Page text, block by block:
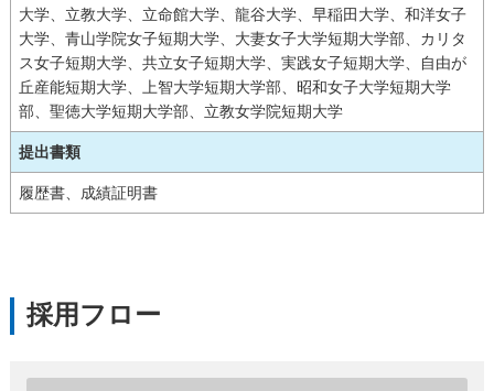
大学、立教大学、立命館大学、龍谷大学、早稲田大学、和洋女子
大学、青山学院女子短期大学、大妻女子大学短期大学部、カリタ
ス女子短期大学、共立女子短期大学、実践女子短期大学、自由が
丘産能短期大学、上智大学短期大学部、昭和女子大学短期大学
部、聖徳大学短期大学部、立教女学院短期大学
提出書類
履歴書、成績証明書
採用フロー